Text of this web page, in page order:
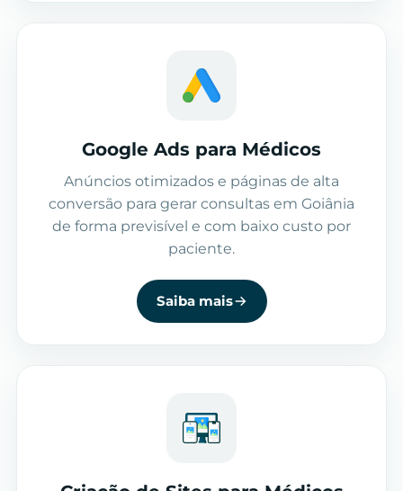
Google Ads para Médicos
Anúncios otimizados e páginas de alta
conversão para gerar consultas em Goiânia
de forma previsível e com baixo custo por
paciente.
Saiba mais